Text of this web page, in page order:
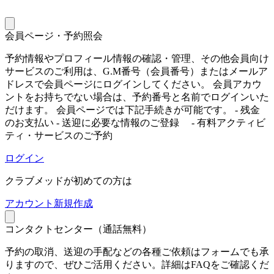
会員ページ・予約照会
予約情報やプロフィール情報の確認・管理、その他会員向け
サービスのご利用は、G.M番号（会員番号）またはメールア
ドレスで会員ページにログインしてください。 会員アカウ
ントをお持ちでない場合は、予約番号と名前でログインいた
だけます。 会員ページでは下記手続きが可能です。 - 残金
のお支払い - 送迎に必要な情報のご登録 - 有料アクティビ
ティ・サービスのご予約
ログイン
クラブメッドが初めての方は
アカウント新規作成
コンタクトセンター（通話無料）
予約の取消、送迎の手配などの各種ご依頼はフォームでも承
りますので、ぜひご活用ください。詳細はFAQをご確認くだ